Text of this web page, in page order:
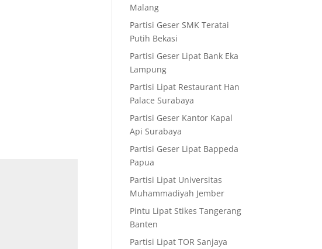
Malang
Partisi Geser SMK Teratai
Putih Bekasi
Partisi Geser Lipat Bank Eka
Lampung
Partisi Lipat Restaurant Han
Palace Surabaya
Partisi Geser Kantor Kapal
Api Surabaya
Partisi Geser Lipat Bappeda
Papua
Partisi Lipat Universitas
Muhammadiyah Jember
Pintu Lipat Stikes Tangerang
Banten
Partisi Lipat TOR Sanjaya